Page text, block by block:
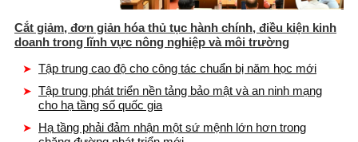
Cắt giảm, đơn giản hóa thủ tục hành chính, điều kiện kinh
doanh trong lĩnh vực nông nghiệp và môi trường
Tập trung cao độ cho công tác chuẩn bị năm học mới
Tập trung phát triển nền tảng bảo mật và an ninh mạng
cho hạ tầng số quốc gia
Hạ tầng phải đảm nhận một sứ mệnh lớn hơn trong